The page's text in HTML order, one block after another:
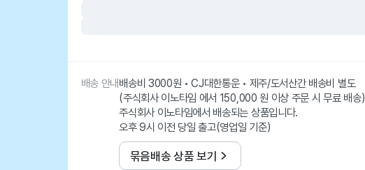
배송 안내배송비 3000원 • CJ대한통운 • 제주/도서산간 배송비 별도
(주식회사 이노타임 에서 150,000 원 이상 주문 시 무료 배송)
주식회사 이노타임에서 배송되는 상품입니다.
오후 9시 이전 당일 출고(영업일 기준)
묶음배송 상품 보기